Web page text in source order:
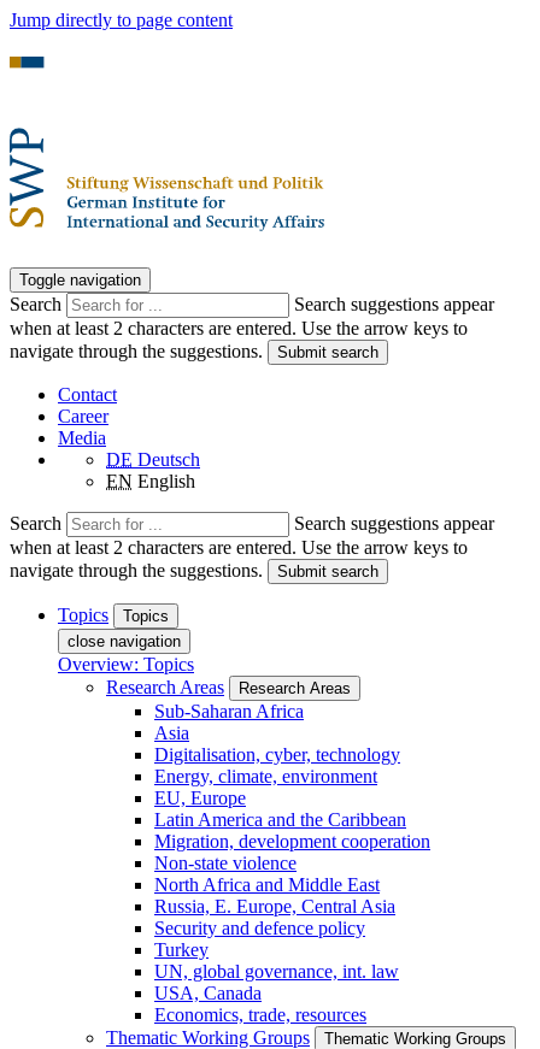
Jump directly to page content
Toggle navigation
Search
Search suggestions appear
when at least 2 characters are entered. Use the arrow keys to
navigate through the suggestions.
Submit search
Contact
Career
Media
DE Deutsch
EN English
Search
Search suggestions appear
when at least 2 characters are entered. Use the arrow keys to
navigate through the suggestions.
Submit search
Topics
Topics
close navigation
Overview: Topics
Research Areas
Research Areas
Sub-Saharan Africa
Asia
Digitalisation, cyber, technology
Energy, climate, environment
EU, Europe
Latin America and the Caribbean
Migration, development cooperation
Non-state violence
North Africa and Middle East
Russia, E. Europe, Central Asia
Security and defence policy
Turkey
UN, global governance, int. law
USA, Canada
Economics, trade, resources
Thematic Working Groups
Thematic Working Groups